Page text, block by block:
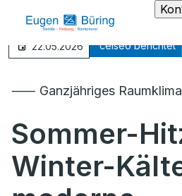
22.05.2026 °celseo berichtet
⸺ Ganzjähriges Raumklima
Sommer-
Winter-